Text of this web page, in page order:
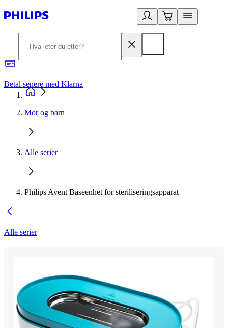
Betal senere med Klarna
Mor og barn
Alle serier
Philips Avent Baseenhet for steriliseringsapparat
Alle serier